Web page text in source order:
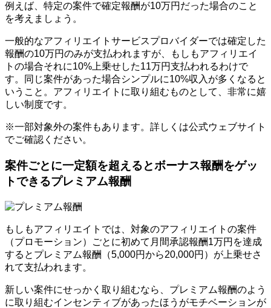
例えば、特定の案件で確定報酬が10万円だった場合のこと
を考えましょう。
一般的なアフィリエイトサービスプロバイダーでは確定した
報酬の10万円のみが支払われますが、もしもアフィリエイ
トの場合それに10%上乗せした11万円支払われるわけで
す。同じ案件があった場合シンプルに10%収入が多くなると
いうこと。アフィリエイトに取り組むものとして、非常に嬉
しい制度です。
※一部対象外の案件もあります。詳しくは公式ウェブサイト
でご確認ください。
案件ごとに一定額を超えるとボーナス報酬をゲッ
トできるプレミアム報酬
もしもアフィリエイトでは、対象のアフィリエイトの案件
（プロモーション）ごとに初めて月間承認報酬1万円を達成
するとプレミアム報酬（5,000円から20,000円）が上乗せさ
れて支払われます。
新しい案件にせっかく取り組むなら、プレミアム報酬のよう
に取り組むインセンティブがあったほうがモチベーションが